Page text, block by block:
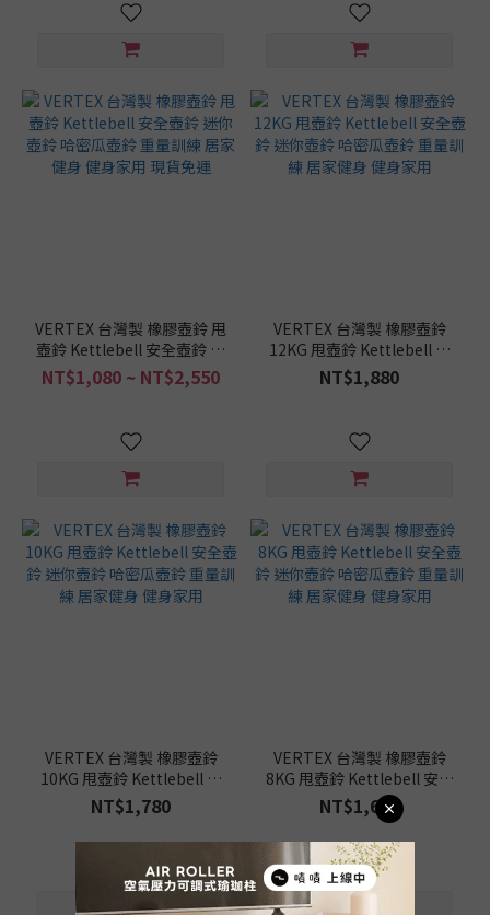
VERTEX 台灣製 橡膠壺鈴 甩
壺鈴 Kettlebell 安全壺鈴 迷
你壺鈴 哈密瓜壺鈴 重量訓練
居家健身 健身家用 現貨免運
NT$1,080 ~ NT$2,550
VERTEX 台灣製 橡膠壺鈴
12KG 甩壺鈴 Kettlebell 安
全壺鈴 迷你壺鈴 哈密瓜壺鈴
重量訓練 居家健身 健身家用
NT$1,880
VERTEX 台灣製 橡膠壺鈴
10KG 甩壺鈴 Kettlebell 安
全壺鈴 迷你壺鈴 哈密瓜壺鈴
重量訓練 居家健身 健身家用
NT$1,780
VERTEX 台灣製 橡膠壺鈴
8KG 甩壺鈴 Kettlebell 安全
壺鈴 迷你壺鈴 哈密瓜壺鈴 重
量訓練 居家健身 健身家用
NT$1,680